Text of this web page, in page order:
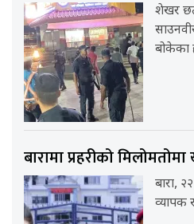
शेखर
बोकेका
बारामा प्रहरीको
बारा,
व्यापक